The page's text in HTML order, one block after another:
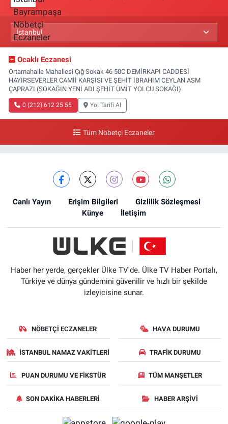
Ocaklı Eczanesi
Ortamahalle Mahallesi Çığ Sokak 46 50C DEMİRKAPI CADDESİ
HAYIRSEVERLER CAMİİ KARŞISI VE ŞEHİT İBRAHİM CEYLAN ASM
ÇAPRAZI (SOKAĞIN YENİ ADI ŞEHİT ÜMİT YOLCU SOKAĞI)
0 (212) 612 25 55 Yol Tarifi Al
Tüm Nöbetçi Eczaneler
Canlı Yayın Erişim Bilgileri
Gizlilik Sözleşmesi
Künye
İletişim
Haber her yerde, gerçekler Ülke TV'de. Ülke TV Haber Portalı,
Türkiye ve dünya gündemini güvenilir ve hızlı bir şekilde
izleyicisine sunar.
NÖBETÇI ECZANELER HAVA DURUMU
İSTANBUL NAMAZ VAKITLERI TRAFIK DURUMU
PUAN DURUMU VE FIKSTÜR TÜM MANŞETLER
SON DAKIKA HABERLERI HABER ARŞIVI